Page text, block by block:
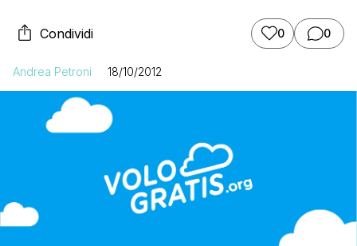
Condividi 0 0
Andrea Petroni 18/10/2012